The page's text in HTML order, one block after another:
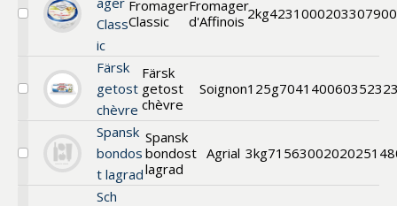
Välj
Class
ic
Fromager
Classic
Fromager
d'Affinois 2kg42310002
Välj
getost
chèvre
Färsk
getost
chèvre
Färsk
getost
chèvre
Soignon125g70414006
Välj
bondost
Spansk
bondos
t lagrad
Spansk
bondost
lagrad
Agrial 3kg71563002
Sch